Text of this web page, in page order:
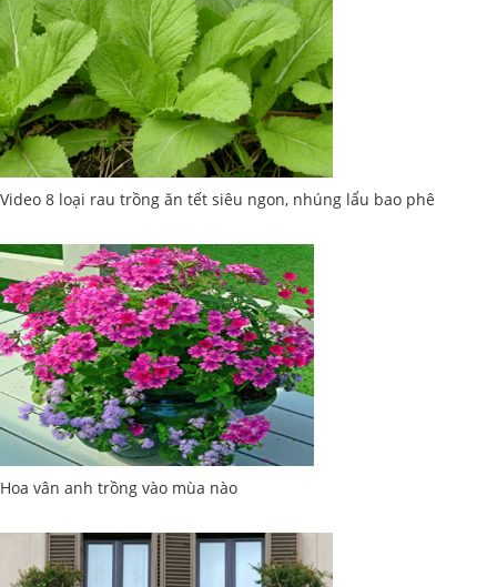
Video 8 loại rau trồng ăn tết siêu ngon, nhúng lẩu bao phê
Hoa vân anh trồng vào mùa nào